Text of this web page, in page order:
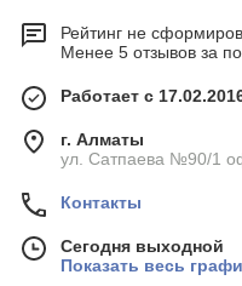
Рейтинг не
Менее 5 отзывов за
Работает с
г. Алматы
ул. Сатпаева №90/1
Контакты
Сегодня выходной
Показать весь